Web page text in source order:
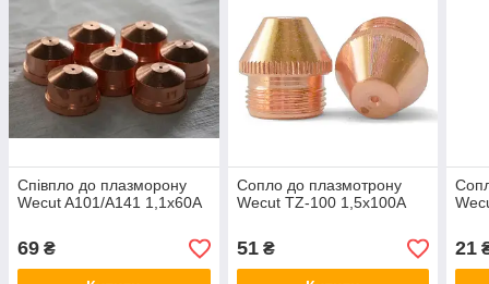
Співпло до плазморону
Wecut A101/A141 1,1x60A
69 ₴
Сопло до плазмотрону
Wecut TZ-100 1,5x100A
51₴ 21